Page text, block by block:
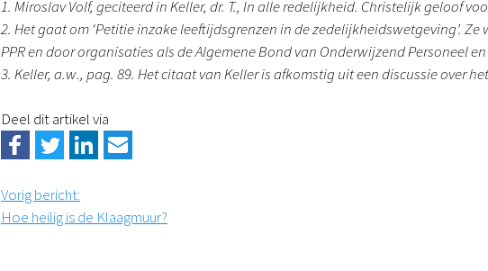
1. Miroslav Volf, geciteerd in Keller, dr. T., In alle redelijkheid. Christelijk geloof
2. Het gaat om ‘Petitie inzake leeftijdsgrenzen in de zedelijkheidswetgeving’. Ze
PPR en door organisaties als de Algemene Bond van Onderwijzend Personeel
3. Keller, a.w., pag. 89. Het citaat van Keller is afkomstig uit een discussie over
Deel dit artikel via
Vorig bericht:
Hoe heilig is de Klaagmuur?